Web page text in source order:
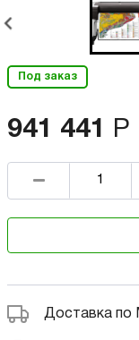
Под заказ
941 441 Р
Доставка по